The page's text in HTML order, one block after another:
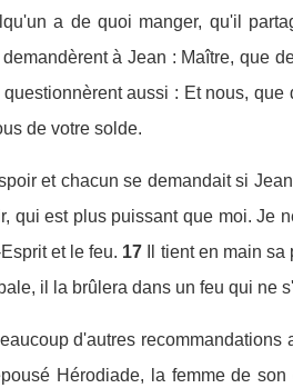
a de quoi manger, qu'il
à Jean : Maître, que
aussi : Et nous,
de votre solde.
et chacun se demandait si
qui est plus puissant que moi. Je
et le feu. 17
Il tient en main
il la brûlera dans un feu qui ne
d'autres
Hérodiade, la femme de